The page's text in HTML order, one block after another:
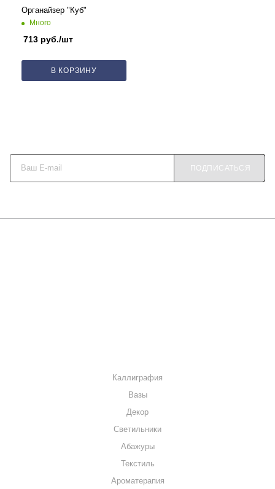
Органайзер "Куб"
Много
713 руб./шт
В КОРЗИНУ
ПОДПИСАТЬСЯ
Каллиграфия
Вазы
Декор
Светильники
Абажуры
Текстиль
Ароматерапия